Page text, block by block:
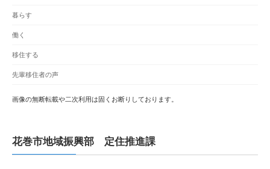
花巻市地域振興部 定住推進課
暮らす
働く
移住する
先輩移住者の声
画像の無断転載や二次利用は固くお断りしております。